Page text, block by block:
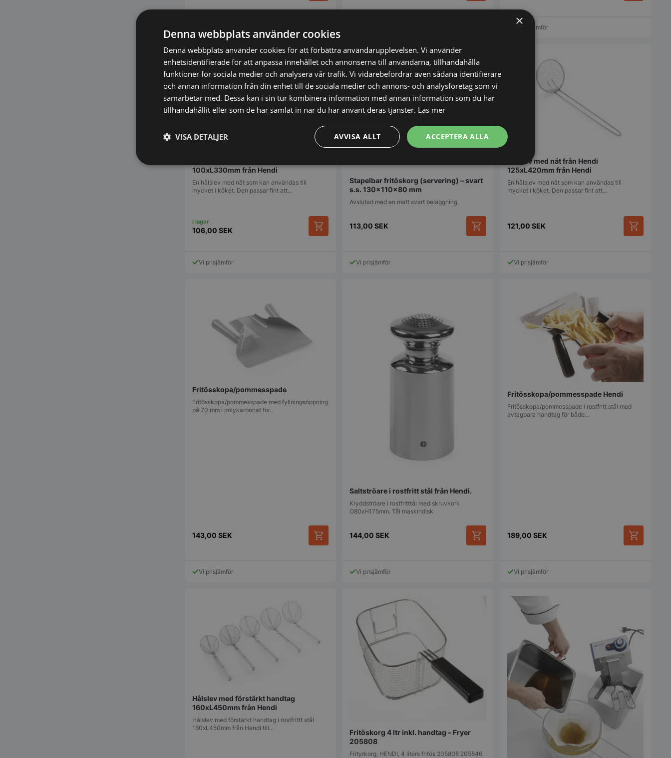
Vi prisjämför
100xL330mm från Hendi
En hålslev med nät som kan användas till
mycket i köket. Den passar fint att…
106,00 SEK
Vi prisjämför
Stapelbar fritöskorg (servering) – svart
s.s. 130x110x80 mm
Avslutad med en matt svart beläggning.
113,00SEK
Vi prisjämför
Hålslev med nät från Hendi
125xL420mm från Hendi
En hålslev med nät som kan användas till
mycket i köket. Den passar fint att…
121,00 SEK
Vi prisjämför
Fritösskopa/pommesspade
Fritösskopa/pommesspade med fyllningsöppning
på 70 mm i polykarbonat för…
143,00 SEK
Vi prisjämför
Saltströare i rostfritt stål från Hendi.
Kryddströare i rostfritttål med skruvkork
O80xH175mm. Tål maskindisk
144,00SEK
Vi prisjämför
Fritösskopa/pommesspade Hendi
Fritösskopa/pommesspade i rostfritt stål med
avtagbara handtag för både…
189,00 SEK
Vi prisjämför
Hålslev med förstärkt handtag
160xL450mm från Hendi
Hålslev med förstärkt handtag i rostfrittt stål
160xL450mm från Hendi till…
Fritöskorg 4 ltr inkl. handtag – Fryer
205808
Frityrkorg, HENDI, 4 liters fritös 205808 205846
×
Denna webbplats använder cookies
Denna webbplats använder cookies för att förbättra användarupplevelsen. Vi använder
enhetsidentifierade för att anpassa innehållet och annonserna till användarna, tillhandahålla
funktioner för sociala medier och analysera vår trafik. Vi vidarebefordrar även sådana identifierare
och annan information från din enhet till de sociala medier och annons- och analysföretag som vi
samarbetar med. Dessa kan i sin tur kombinera information med annan information som du har
tillhandahållit eller som de har samlat in när du har använt deras tjänster. Läs mer
ACCEPTERA ALLA
AVVISA ALLT
VISA DETALJER
Strikt
nödvändigt
Prestanda Inriktning Funktioner Oklassificerade
Strikt nödvändiga kakor tillåter kärnwebbplatsfunktioner som användarinloggning och kontohantering. Webbplatsen kan inte
sekretessval för deras interaktion
med webbplatsen. Den registrerar
uppgifter om besökarens
samtycke om olika
sekretesspolicyer och
inställningar, vilket säkerställer
att deras preferenser hedras i
framtida sessioner.
månader
4 veckor
Denna cookie används av
Cookie-Script.com-tjänsten för att
komma ihåg preferenserna för
besökarens cookie. Det är
Session
Cookie genererad av
språket. Detta är en allmänt
identifierare som används för att
användarsessioner. Det är
normalt ett slumpmässigt
genererat nummer, hur det
används kan vara specifikt för
session tillstånd medan de
navigerar genom webbplatsen, se
till att alla val eller dataposter
kommer ihåg från sida till sida.
On Direct Business
.accounts.livechatinc.com
1 år 1
Nödvändigt för funktionaliteten
hos webbplatsens
chattboxfunktion.
1 år 1
Nödvändigt för funktionaliteten
hos webbplatsens
chattboxfunktion.
wp_woocommerce_session_[abcdef0123456789]
2 dagar
Används för att identifiera
användare på webbplatsen.
woocommerce_cart_hash
Automattic Inc.
ändras.
storkoksbutiken.se
när vagnens innehåll / data